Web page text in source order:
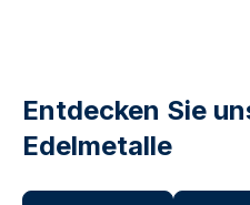
Entdecken Sie
Edelmetalle